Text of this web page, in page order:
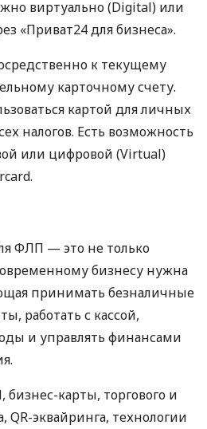
виртуально (Digital) или
«Приват24 для бизнеса».
к текущему
карточному счету.
картой для личных
налогов. Есть возможность
или цифровой (Virtual)
ФЛП — это не только
бизнесу нужна
принимать безналичные
работать с кассой,
и управлять финансами
карты, торгового и
QR-эквайринга, технологии